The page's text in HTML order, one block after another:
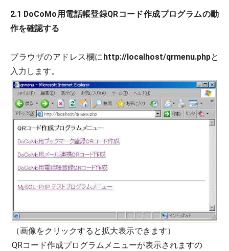
2.1 DoCoMo用電話帳登録QRコード作成プログラムの動
作を確認する
ブラウザのアドレス欄にhttp://localhost/qrmenu.phpと
入力します。
（画像をクリックすると拡大表示できます）
QRコード作成プログラムメニューが表示されますの